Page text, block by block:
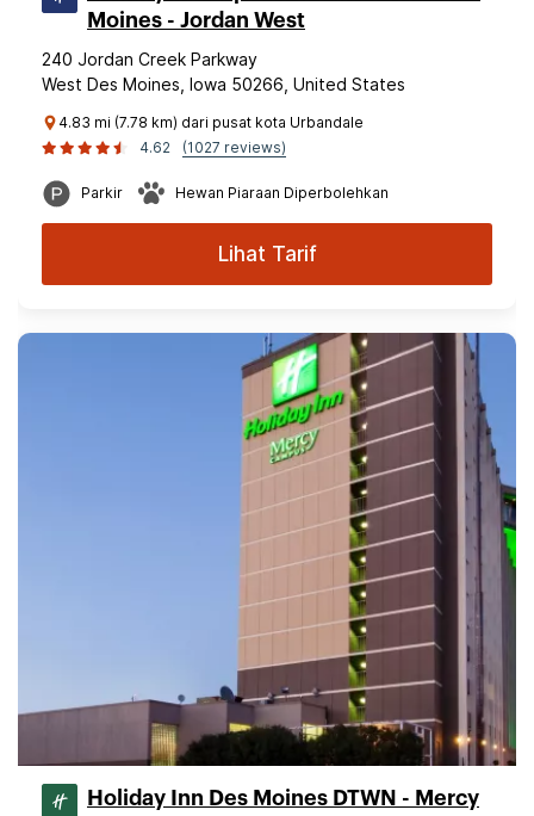
Moines - Jordan West
240 Jordan Creek Parkway
West Des Moines, Iowa 50266, United States
4.83 mi (7.78 km) dari pusat kota Urbandale
4.62
(1027 reviews)
Parkir Hewan Piaraan Diperbolehkan
Lihat Tarif
Holiday Inn Des Moines DTWN - Mercy